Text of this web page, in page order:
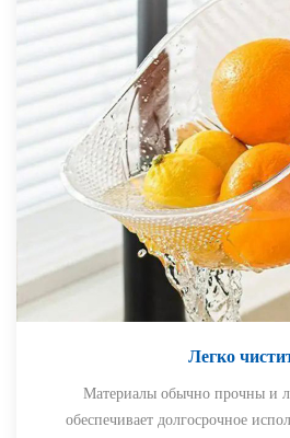
Легко
Материалы обычно прочны и
обеспечивает долгосрочное